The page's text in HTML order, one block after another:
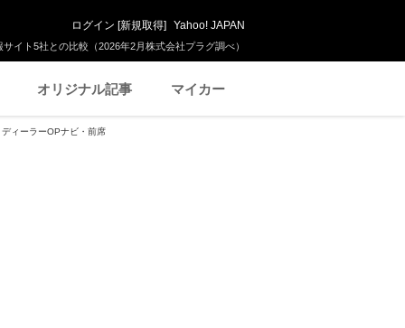
イト5社との比較（2026年2月株式会社プラグ調べ）
ログイン [新規取得] Yahoo! JAPAN
オリジナル記事 マイカー
ィーラーOPナビ・前席